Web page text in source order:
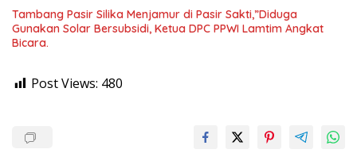
Tambang Pasir Silika Menjamur di Pasir Sakti,”Diduga
Gunakan Solar Bersubsidi, Ketua DPC PPWI Lamtim Angkat
Bicara.
Post Views: 480